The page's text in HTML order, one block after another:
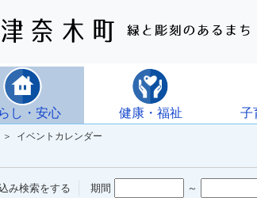
し・安心 健康・福祉 子
＞ イベントカレンダー
み検索をする 期間 ～